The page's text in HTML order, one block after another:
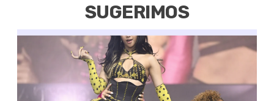
SUGERIMOS